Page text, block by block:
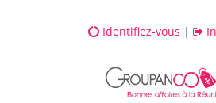
Identifiez-vous |